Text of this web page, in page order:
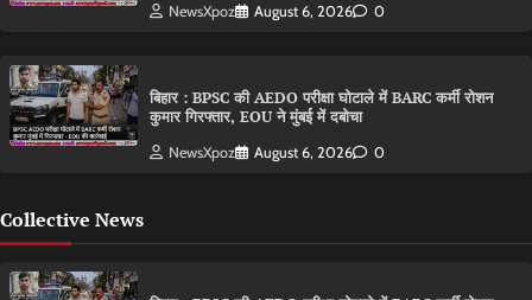
NewsXpoz August 6, 2026 0
बिहार : BPSC की AEDO परीक्षा घोटाले में BARC कर्मी रोशन
कुमार गिरफ्तार, EOU ने मुंबई में दबोचा
NewsXpoz August 6, 2026 0
Collective News